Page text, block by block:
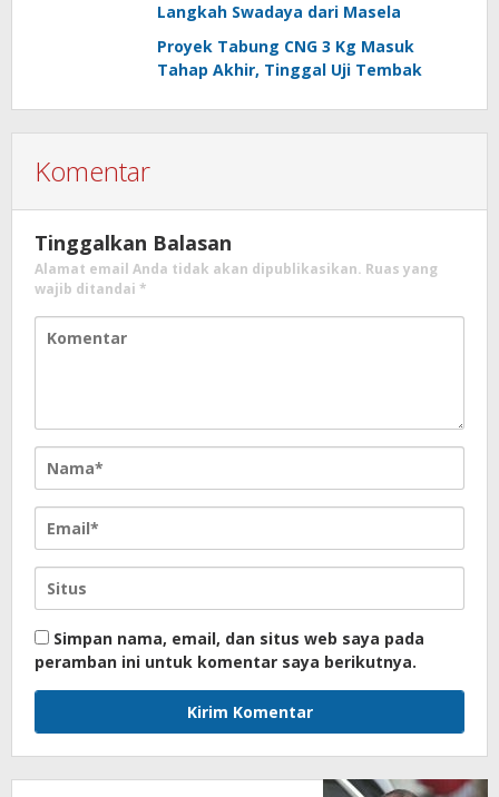
Langkah Swadaya dari Masela
Proyek Tabung CNG 3 Kg Masuk
Tahap Akhir, Tinggal Uji Tembak
Komentar
Tinggalkan Balasan
Alamat email Anda tidak akan dipublikasikan. Ruas yang
wajib ditandai *
Simpan nama, email, dan situs web saya pada
peramban ini untuk komentar saya berikutnya.